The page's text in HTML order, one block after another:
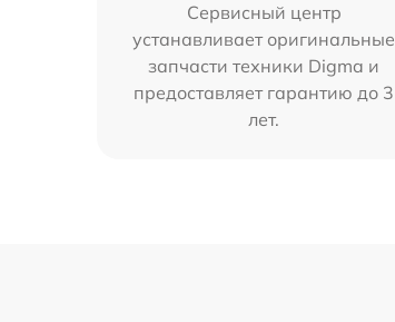
Сервисный центр
устанавливает оригинальные
запчасти техники Digma и
предоставляет гарантию до 3
лет.